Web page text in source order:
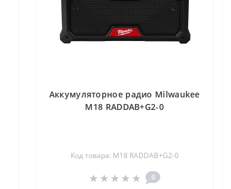
Аккумуляторное радио Milwaukee
M18 RADDAB+G2-0
Код товара: M18 RADDAB+G2-0
0